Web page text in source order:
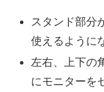
スタンド部分
使えるように
左右、上下の
にモニターを